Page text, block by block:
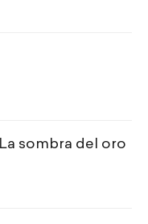
sombra del oro